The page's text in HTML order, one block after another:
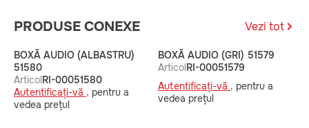
PRODUSE CONEXE Vezi tot
BOXĂ AUDIO (ALBASTRU)
51580
ArticolRI-00051580
Autentificați-vă , pentru a
vedea prețul
BOXĂ AUDIO (GRI) 51579
ArticolRI-00051579
Autentificați-vă , pentru a
vedea prețul